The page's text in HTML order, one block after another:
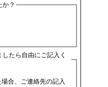
？
たら自由にご記入く
合、ご連絡先の記入